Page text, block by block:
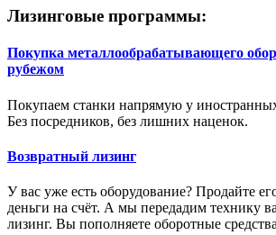
Лизинговые программы:
Покупка металлообрабатывающего
рубежом
Покупаем станки напрямую у
Без посредников, без лишних наценок.
Возвратный лизинг
У вас уже есть оборудование? Продайте
деньги на счёт. А мы передадим технику
лизинг. Вы пополняете оборотные